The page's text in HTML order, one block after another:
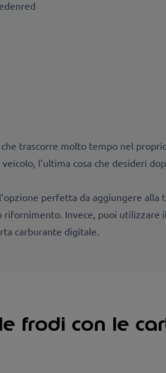
trascorre molto tempo nel
l’ultima cosa che desideri
perfetta da aggiungere
Invece, puoi utilizzare
carburante digitale.
frodi con le